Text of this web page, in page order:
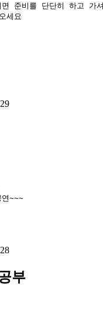
면 준비를 단단히 하고 가
세요
연~~~
부